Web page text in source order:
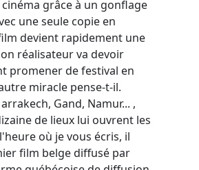
cinéma grâce à un gonflage
une seule copie en
devient rapidement une
réalisateur va devoir
promener de festival en
miracle pense-t-il.
Gand, Namur... ,
de lieux lui ouvrent les
où je vous écris, il
film belge diffusé par